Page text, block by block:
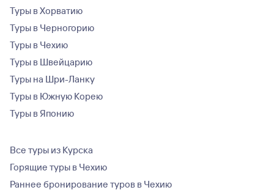
Туры в Хорватию
Туры в Черногорию
Туры в Чехию
Туры в Швейцарию
Туры на Шри-Ланку
Туры в Южную Корею
Туры в Японию
Все туры из Курска
Горящие туры в Чехию
Раннее бронирование туров в Чехию